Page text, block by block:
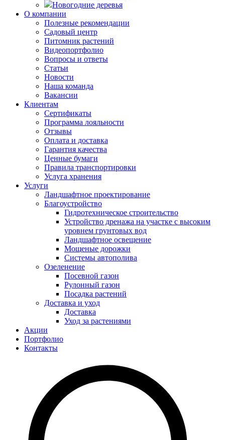
Новогодние деревья
О компании
Полезные рекомендации
Садовый центр
Питомник растений
Видеопортфолио
Вопросы и ответы
Статьи
Новости
Наша команда
Вакансии
Клиентам
Сертификаты
Программа лояльности
Отзывы
Оплата и доставка
Гарантия качества
Ценные бумаги
Правила транспортировки
Услуга хранения
Услуги
Ландшафтное проектирование
Благоустройство
Гидротехническое строительство
Устройство дренажа на участке с высоким
уровнем грунтовых вод
Ландшафтное освещение
Мощеные дорожки
Системы автополива
Озеленение
Посевной газон
Рулонный газон
Посадка растений
Доставка и уход
Доставка
Уход за растениями
Акции
Портфолио
Контакты